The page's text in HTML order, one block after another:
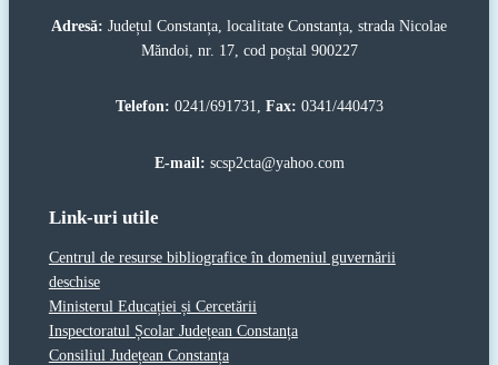
Adresă: Județul Constanța, localitate Constanța, strada Nicolae
Măndoi, nr. 17, cod poștal 900227
Telefon: 0241/691731, Fax: 0341/440473
E-mail: scsp2cta@yahoo.com
Link-uri utile
Centrul de resurse bibliografice în domeniul guvernării
deschise
Ministerul Educației și Cercetării
Inspectoratul Școlar Județean Constanța
Consiliul Județean Constanța